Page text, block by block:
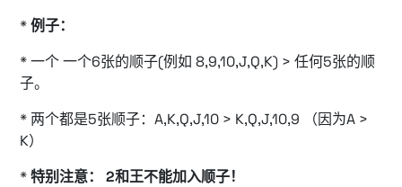
*例子：
* 一个 一个6张的顺子(例如 8,9,10,J,Q,K) > 任何5张的顺
子。
* 两个都是5张顺子：A,K,Q,J,10 > K,Q,J,10,9 （因为A >
K）
*特别注意： 2和王不能加入顺子！